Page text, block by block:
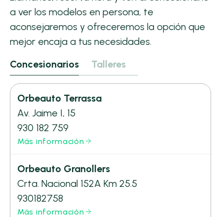
a ver los modelos en persona, te
aconsejaremos y ofreceremos la opción que
mejor encaja a tus necesidades.
Concesionarios
Talleres
Orbeauto Terrassa
Av. Jaime I, 15
930 182 759
Más información
Orbeauto Granollers
Crta. Nacional 152A Km 25.5
930182758
Más información